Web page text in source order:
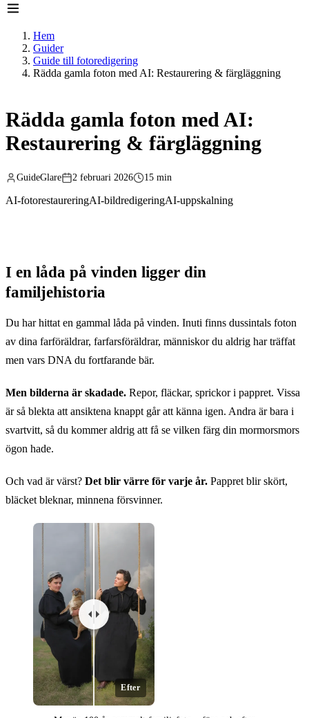
Hem
Guider
Guide till fotoredigering
Rädda gamla foton med AI: Restaurering & färgläggning
Rädda gamla foton med AI:
Restaurering & färgläggning
GuideGlare 2 februari 2026 15 min
AI-fotorestaureringAI-bildredigeringAI-uppskalning
I en låda på vinden ligger din
familjehistoria
Du har hittat en gammal låda på vinden. Inuti finns dussintals foton
av dina farföräldrar, farfarsföräldrar, människor du aldrig har träffat
men vars DNA du fortfarande bär.
Men bilderna är skadade. Repor, fläckar, sprickor i pappret. Vissa
är så blekta att ansiktena knappt går att känna igen. Andra är bara i
svartvitt, så du kommer aldrig att få se vilken färg din mormorsmors
ögon hade.
Och vad är värst? Det blir värre för varje år. Pappret blir skört,
bläcket bleknar, minnena försvinner.
Efter